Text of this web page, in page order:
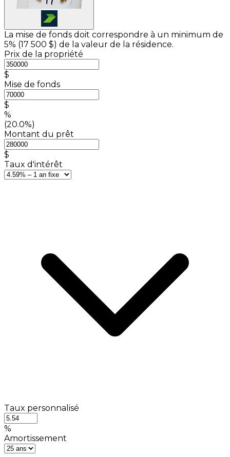
La mise de fonds doit correspondre à un minimum de
5% (17 500 $) de la valeur de la résidence.
Prix de la propriété
$
Mise de fonds
$
%
(20.0%)
Montant du prêt
$
Taux d'intérêt
Taux personnalisé
%
Amortissement